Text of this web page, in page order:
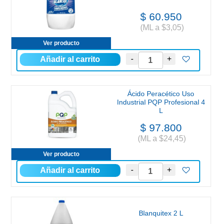
Ver producto
$ 60.950
(ML a $3,05)
Ver producto
Ácido Peracético Uso
Industrial PQP Profesional 4
L
$ 97.800
(ML a $24,45)
Blanquitex 2 L